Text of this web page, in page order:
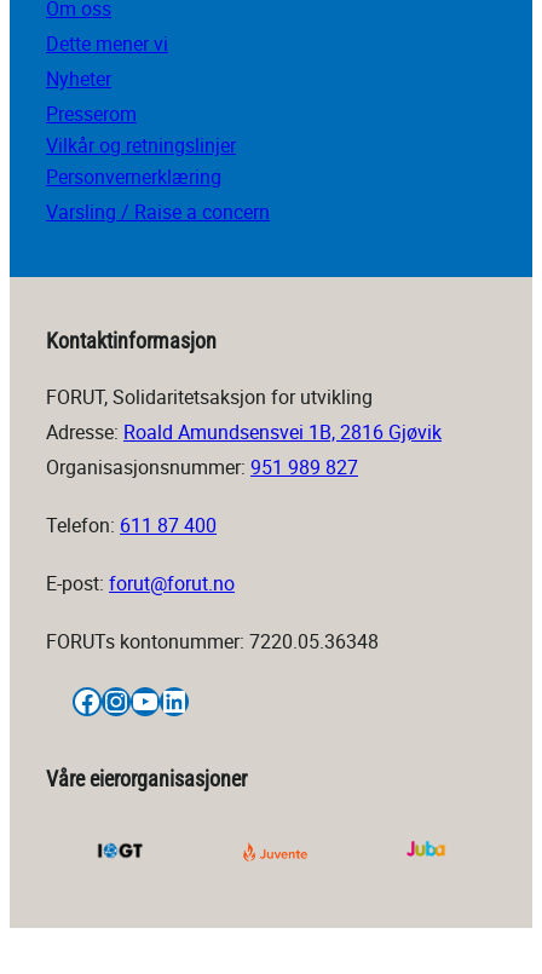
Om oss
Dette mener vi
Nyheter
Presserom
Vilkår og retningslinjer
Personvernerklæring
Varsling / Raise a concern
Kontaktinformasjon
FORUT, Solidaritetsaksjon for utvikling
Adresse: Roald Amundsensvei 1B, 2816 Gjøvik
Organisasjonsnummer: 951 989 827
Telefon: 611 87 400
E-post: forut@forut.no
FORUTs kontonummer: 7220.05.36348
Facebook InstagramYouTube LinkedIn
Våre eierorganisasjoner